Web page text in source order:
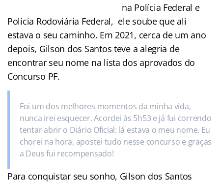
na Polícia Federal e
Polícia Rodoviária Federal, ele soube que ali
estava o seu caminho. Em 2021, cerca de um ano
depois, Gilson dos Santos teve a alegria de
encontrar seu nome na lista dos aprovados do
Concurso PF.
Foi um dos melhores momentos da minha vida,
nunca irei esquecer. Acordei às 5h53 e já fui correndo
tentar abrir o Diário Oficial: lá estava o meu nome. Eu
chorei na hora, apostei tudo nesse concurso e graças
a Deus fui recompensado!
Para conquistar seu sonho, Gilson dos Santos